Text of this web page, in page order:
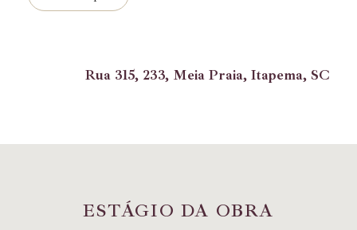
Rua 315, 233, Meia Praia, Itapema, SC
ESTÁGIO DA OBRA